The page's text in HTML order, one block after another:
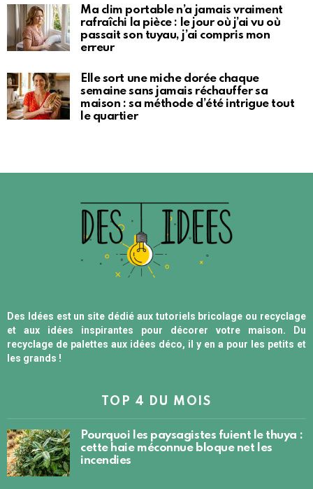
Ma clim portable n’a jamais vraiment
rafraîchi la pièce : le jour où j’ai vu où
passait son tuyau, j’ai compris mon
erreur
Elle sort une miche dorée chaque
semaine sans jamais réchauffer sa
maison : sa méthode d’été intrigue tout
le quartier
Des Idées est un site dédié aux tutoriels bricolage ou recyclage
et aux idées inspirantes pour décorer votre maison. Du
recyclage de palettes aux idées déco, il y en a pour les petits et
les grands !
TOP 4 DU MOIS
Pourquoi les paysagistes fuient le thuya :
cette haie méconnue bloque net les
incendies